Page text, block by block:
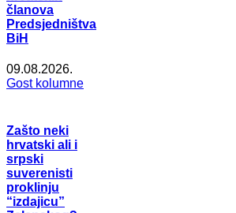
članova
Predsjedništva
BiH
09.08.2026.
Gost kolumne
Zašto neki
hrvatski ali i
srpski
suverenisti
proklinju
“izdajicu”